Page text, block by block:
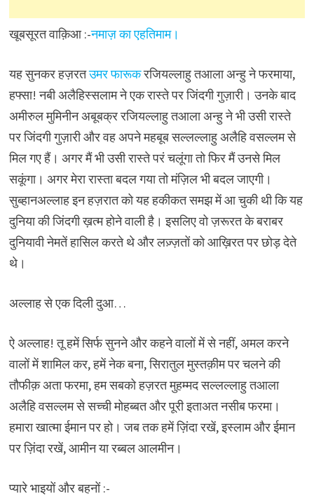
खूबसूरत वाक़िआ :-नमाज़ का एहतिमाम।
यह सुनकर हज़रतउमर फारूकरजियल्लाहु तआला अन्हु ने फरमाया,
हफ्सा! नबी अलैहिस्सलाम ने एक रास्ते पर जिंदगी गुज़ारी। उनके बाद
अमीरुल मुमिनीन अबूबक्र रजियल्लाहु तआला अन्हु ने भी उसी रास्ते
पर जिंदगी गुज़ारी और वह अपने महबूब सल्लल्लाहु अलैहि वसल्लम से
मिल गए हैं। अगर मैं भी उसी रास्ते परं चलूंगा तो फिर मैं उनसे मिल
सकूंगा। अगर मेरा रास्ता बदल गया तो मंज़िल भी बदल जाएगी।
सुब्हानअल्लाह इन हज़रात को यह हकीकत समझ में आ चुकी थी कि यह
दुनिया की जिंदगी ख़त्म होने वाली है। इसलिए वो ज़रूरत के बराबर
दुनियावी नेमतें हासिल करते थे और लज़्ज़तों को आख़िरत पर छोड़ देते
थे।
अल्लाह से एक दिली दुआ…
ऐ अल्लाह! तू हमें सिर्फ सुनने और कहने वालों में से नहीं, अमल करने
वालों में शामिल कर, हमें नेक बना, सिरातुल मुस्तक़ीम पर चलने की
तौफीक़ अता फरमा, हम सबको हज़रत मुहम्मद सल्लल्लाहु तआला
अलैहि वसल्लम से सच्ची मोहब्बत और पूरी इताअत नसीब फरमा।
हमारा खात्मा ईमान पर हो। जब तक हमें ज़िंदा रखें, इस्लाम और ईमान
पर ज़िंदा रखें, आमीन या रब्बल आलमीन।
प्यारे भाइयों और बहनों :-